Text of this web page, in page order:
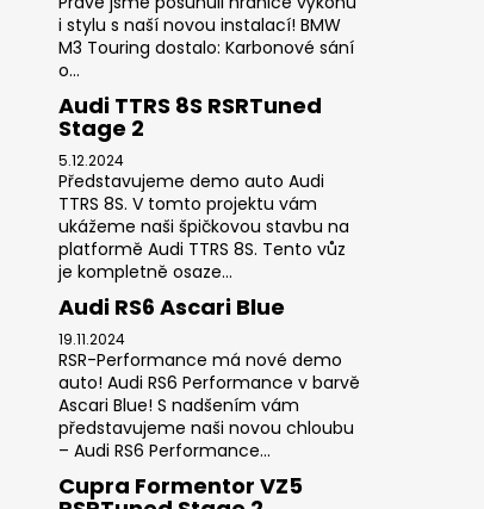
i stylu s naší novou instalací! BMW
M3 Touring dostalo: Karbonové sání
o...
Audi TTRS 8S RSRTuned
Stage 2
5.12.2024
Představujeme demo auto Audi
TTRS 8S. V tomto projektu vám
ukážeme naši špičkovou stavbu na
platformě Audi TTRS 8S. Tento vůz
je kompletně osaze...
Audi RS6 Ascari Blue
19.11.2024
RSR-Performance má nové demo
auto! Audi RS6 Performance v barvě
Ascari Blue! S nadšením vám
představujeme naši novou chloubu
– Audi RS6 Performance...
Cupra Formentor VZ5